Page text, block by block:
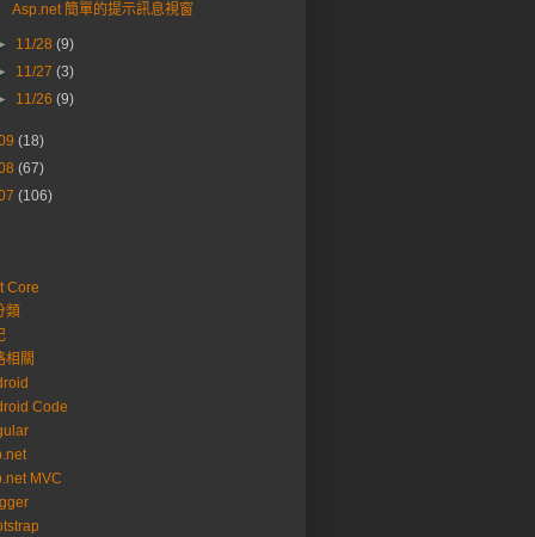
where substring(CX_Order_No,1,5)=@yyyMM
Asp.net 簡單的提示訊息視窗
11/28 (9)
11/27 (3)
11/26 (9)
(18)
(67)
(106)
Core
類
相關
Code
MVC